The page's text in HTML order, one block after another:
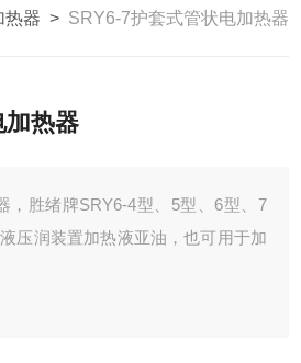
热器 > SRY6-7护套式管状电加热器
加热器
，胜绪牌SRY6-4型、5型、6型、7
压润装置加热液亚油，也可用于加